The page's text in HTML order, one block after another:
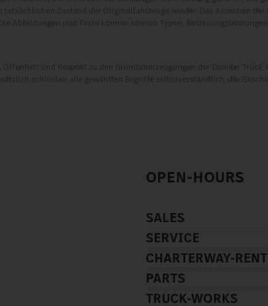
OPEN-HOURS
SALES
SERVICE
CHARTERWAY-RENT
PARTS
TRUCK-WORKS